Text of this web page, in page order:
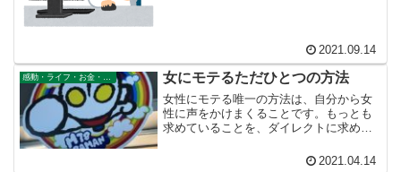
2021.09.14
女にモテるただひとつの方法
女性にモテる唯一の方法は、自分から女
性に声をかけまくることです。もっとも
求めていることを、ダイレクトに求める
ことです。回り道せず、目標に向かって
2021.04.14